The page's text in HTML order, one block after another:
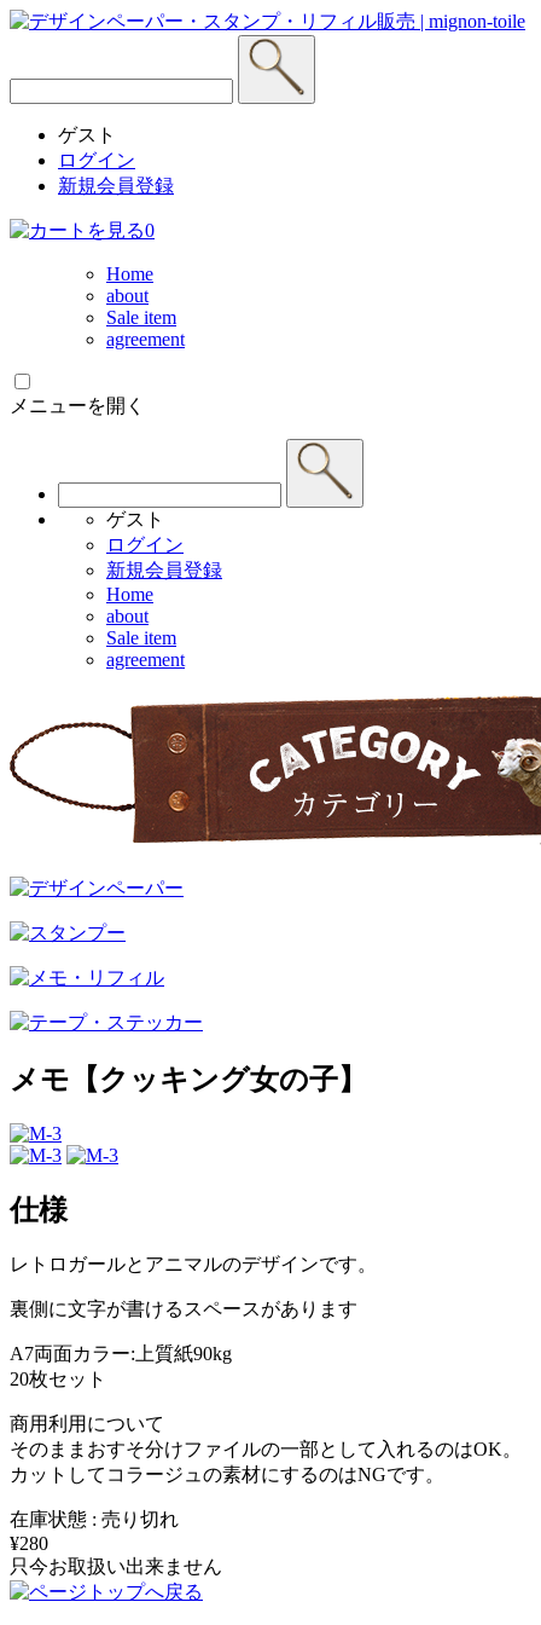
ゲスト
ログイン
新規会員登録
0
Home
about
Sale item
agreement
メニューを開く
ゲスト
ログイン
新規会員登録
Home
about
Sale item
agreement
メモ【クッキング女の子】
仕様
レトロガールとアニマルのデザインです。
裏側に文字が書けるスペースがあります
A7両面カラー:上質紙90kg
20枚セット
商用利用について
そのままおすそ分けファイルの一部として入れるのはOK。
カットしてコラージュの素材にするのはNGです。
在庫状態 : 売り切れ
¥280
只今お取扱い出来ません